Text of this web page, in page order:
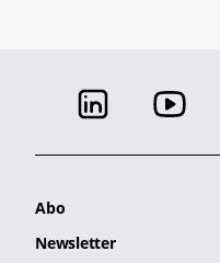
Abo
Newsletter